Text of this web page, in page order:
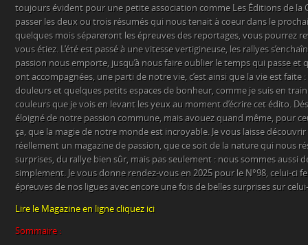
toujours évident pour une petite association comme Les Éditions de la
passer les deux ou trois résumés qui nous tenait à coeur dans le
quelques mois sépareront les épreuves des reportages, vous pourrez
vous étiez. L’été est passé à une vitesse vertigineuse, les rallyes
passion nous emporte, jusqu’à nous faire oublier le temps qui passe et
ont accompagnées, une parti de notre vie, c’est ainsi que la vie est faite
douleurs et quelques petits espaces de bonheur, comme je suis en
couleurs que je vois en levant les yeux au moment d’écrire cet édito.
éloigné de notre passion commune, mais avouez quand même, pour
ça, que la magie de notre monde est incroyable. Je vous laisse
réellement un magazine de passion, que ce soit de la nature qui nous
surprises, du rallye bien sûr, mais pas seulement : nous sommes aussi
simplement. Je vous donne rendez-vous en 2025 pour le N°98, celui-ci
épreuves de nos ligues avec encore une fois de belles surprises sur
Lire le Magazine en ligne cliquez ici
Sommaire :